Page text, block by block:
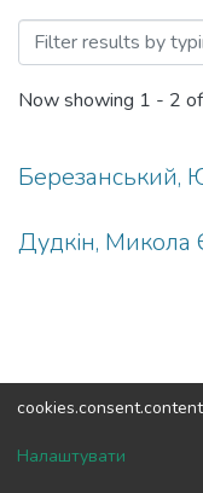
Browsing
Now showing 1 - 2
Березанський,
Дудкін, Микола
DSpace software
Налаштувати